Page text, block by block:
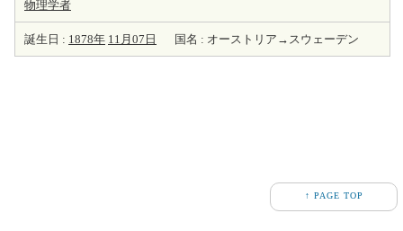
物理学者
誕生日 : 1878年 11月07日 国名 : オーストリア→スウェーデン
↑ PAGE TOP